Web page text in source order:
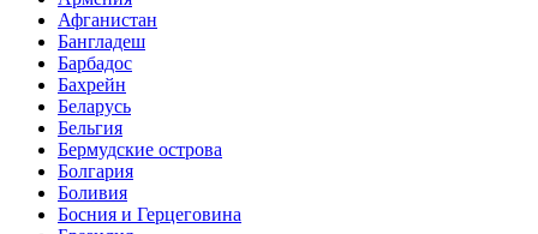
Афганистан
Бангладеш
Барбадос
Бахрейн
Беларусь
Бельгия
Бермудские острова
Болгария
Боливия
Босния и Герцеговина